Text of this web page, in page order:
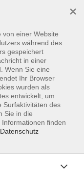
AGB
Impressum
Datenschutzerklärung
von einer Website
während des
gespeichert
in einer
Wenn Sie eine
Ihr Browser
wurden als
entwickelt, um
Surfaktivitäten des
Sie in die
finden
Datenschutz
×